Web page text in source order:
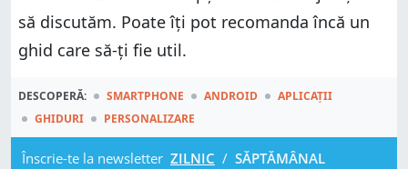
să discutăm. Poate îți pot recomanda încă un
ghid care să-ți fie util.
DESCOPERĂ: SMARTPHONE ANDROID
APLICAȚII
GHIDURI
PERSONALIZARE
Înscrie-te la newsletter ZILNIC / SĂPTĂMÂNAL